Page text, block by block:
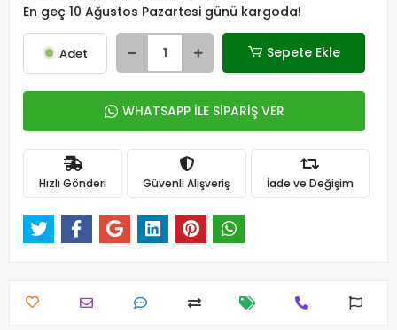
En geç 10 Ağustos Pazartesi günü kargoda!
Adet Sepete Ekle
WHATSAPP İLE SİPARİŞ VER
Hızlı Gönderi Güvenli Alışveriş İade ve Değişim